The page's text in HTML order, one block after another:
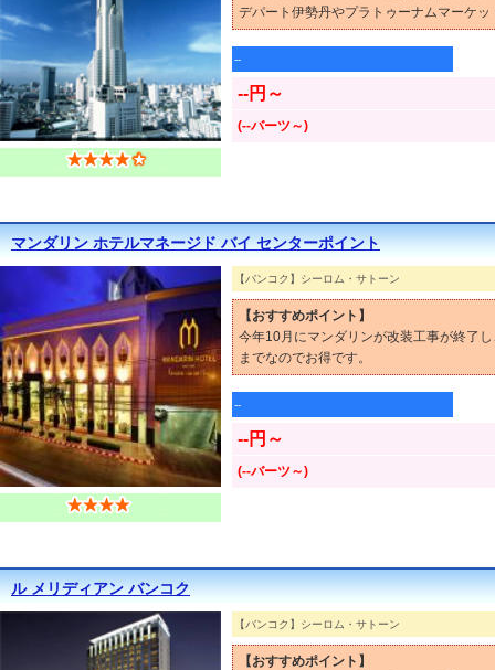
デパート伊勢丹やプラトゥーナムマーケッ
--
--円～
(--バーツ～)
マンダリン ホテルマネージド バイ センターポイント
【バンコク】シーロム・サトーン
【おすすめポイント】
今年10月にマンダリンが改装工事が終了
までなのでお得です。
--
--円～
(--バーツ～)
ル メリディアン バンコク
【バンコク】シーロム・サトーン
【おすすめポイント】